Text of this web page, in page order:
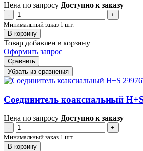
Цена по запросу Доступно к заказу
-
+
Минимальный заказ 1 шт.
В корзину
Товар добавлен в корзину
Оформить запрос
Сравнить
Убрать из сравнения
Соединитель коаксиальный
Цена по запросу Доступно к заказу
-
+
Минимальный заказ 1 шт.
В корзину